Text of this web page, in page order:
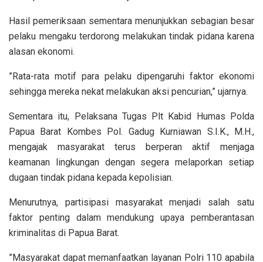
‎Hasil pemeriksaan sementara menunjukkan sebagian besar
pelaku mengaku terdorong melakukan tindak pidana karena
alasan ekonomi.
‎”Rata-rata motif para pelaku dipengaruhi faktor ekonomi
sehingga mereka nekat melakukan aksi pencurian,” ujarnya.
‎Sementara itu, Pelaksana Tugas Plt Kabid Humas Polda
Papua Barat Kombes Pol. Gadug Kurniawan S.I.K., M.H.,
mengajak masyarakat terus berperan aktif menjaga
keamanan lingkungan dengan segera melaporkan setiap
dugaan tindak pidana kepada kepolisian.
‎Menurutnya, partisipasi masyarakat menjadi salah satu
faktor penting dalam mendukung upaya pemberantasan
kriminalitas di Papua Barat.
‎”Masyarakat dapat memanfaatkan layanan Polri 110 apabila